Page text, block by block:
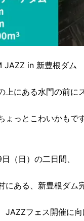
JAZZ in 新豊根ダム
にある水門の前に
ょっとこわいかも
（日）の二日間、
にある、新豊根ダム
JAZZフェス開催に